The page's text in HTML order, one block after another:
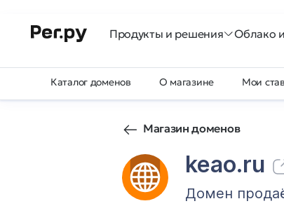
Продукты и решения Облако
Каталог доменов О магазине Мои
Магазин доменов
keao.ru
Домен